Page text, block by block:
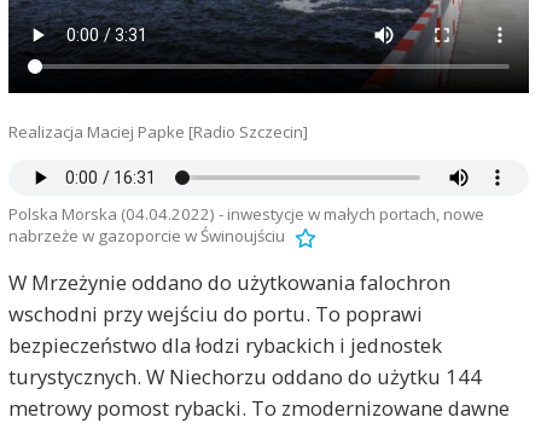
Realizacja Maciej Papke [Radio Szczecin]
Polska Morska (04.04.2022) - inwestycje w małych portach, nowe
nabrzeże w gazoporcie w Świnoujściu
W Mrzeżynie oddano do użytkowania falochron
wschodni przy wejściu do portu. To poprawi
bezpieczeństwo dla łodzi rybackich i jednostek
turystycznych. W Niechorzu oddano do użytku 144
metrowy pomost rybacki. To zmodernizowane dawne